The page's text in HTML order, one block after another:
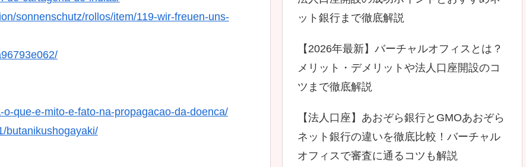
sonnenschutz/rollos/item/119-wir-freuen-uns-
que-e-mito-e-fato-na-propagacao-da-doenca/
butanikushogayaki/
ット銀行まで徹底解説
【2026年最新】バーチャルオフィスとは？
メリット・デメリットや法人口座開設のコ
ツまで徹底解説
【法人口座】あおぞら銀行とGMOあおぞら
ネット銀行の違いを徹底比較！バーチャル
オフィスで審査に通るコツも解説